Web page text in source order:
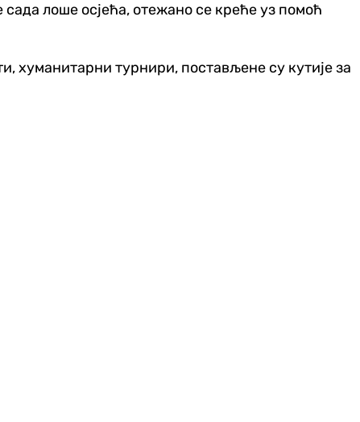
лоше осјећа, отежано се креће уз помоћ
хуманитарни турнири, постављене су кутије за